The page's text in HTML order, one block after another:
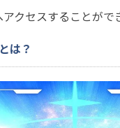
クセスすることがで
は？